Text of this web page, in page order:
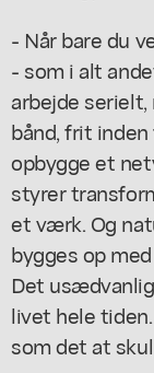
- Når bare du
- som i alt
arbejde
bånd, frit inden
opbygge et
styrer
et værk. Og
bygges op
Det
livet hele
som det at